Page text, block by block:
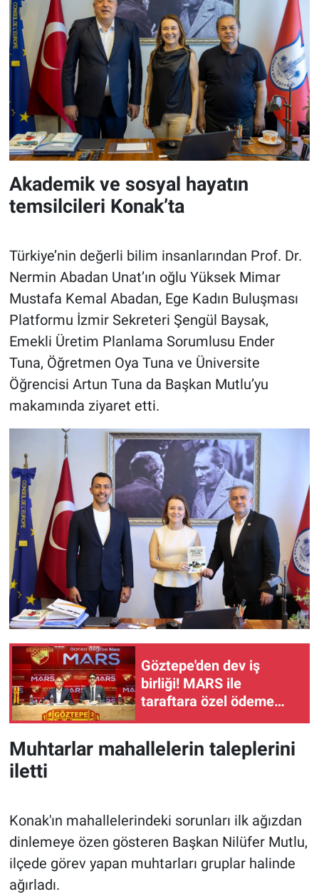
Akademik ve sosyal hayatın
temsilcileri Konak’ta
Türkiye’nin değerli bilim insanlarından Prof. Dr.
Nermin Abadan Unat’ın oğlu Yüksek Mimar
Mustafa Kemal Abadan, Ege Kadın Buluşması
Platformu İzmir Sekreteri Şengül Baysak,
Emekli Üretim Planlama Sorumlusu Ender
Tuna, Öğretmen Oya Tuna ve Üniversite
Öğrencisi Artun Tuna da Başkan Mutlu’yu
makamında ziyaret etti.
Göztepe'den dev iş
birliği! MARS ile
taraftara özel ödeme
sponsorluğu
Muhtarlar mahallelerin taleplerini
iletti
Konak'ın mahallelerindeki sorunları ilk ağızdan
dinlemeye özen gösteren Başkan Nilüfer Mutlu,
ilçede görev yapan muhtarları gruplar halinde
ağırladı.